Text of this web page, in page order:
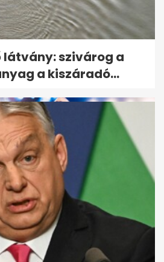
kedvezőbb idő jön:
a felhőzet, sok...
látvány: szivárog a
a kiszáradó...